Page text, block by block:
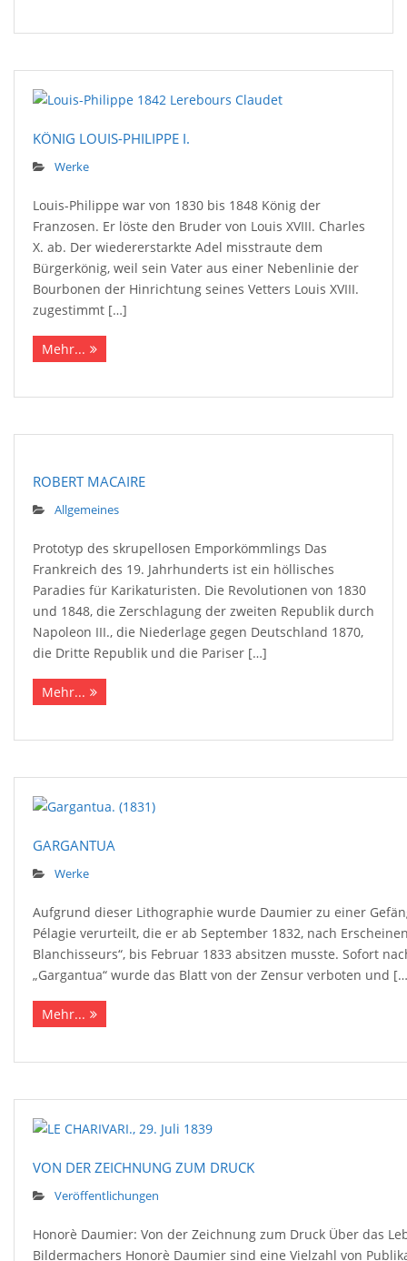
KÖNIG LOUIS-PHILIPPE I.
Werke
Louis-Philippe war von 1830 bis 1848 König der
Franzosen. Er löste den Bruder von Louis XVIII. Charles
X. ab. Der wiedererstarkte Adel misstraute dem
Bürgerkönig, weil sein Vater aus einer Nebenlinie der
Bourbonen der Hinrichtung seines Vetters Louis XVIII.
zugestimmt […]
Mehr...
ROBERT MACAIRE
Allgemeines
Prototyp des skrupellosen Emporkömmlings Das
Frankreich des 19. Jahrhunderts ist ein höllisches
Paradies für Karikaturisten. Die Revolutionen von 1830
und 1848, die Zerschlagung der zweiten Republik durch
Napoleon III., die Niederlage gegen Deutschland 1870,
die Dritte Republik und die Pariser […]
Mehr...
GARGANTUA
Werke
Aufgrund dieser Lithographie wurde Daumier zu einer
Pélagie verurteilt, die er ab September 1832, nach
Blanchisseurs“, bis Februar 1833 absitzen musste. Sofort
„Gargantua“ wurde das Blatt von der Zensur verboten und
Mehr...
VON DER ZEICHNUNG ZUM DRUCK
Veröffentlichungen
Honorè Daumier: Von der Zeichnung zum Druck Über das
Bildermachers Honorè Daumier sind eine Vielzahl von